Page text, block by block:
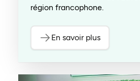
région francophone.
En savoir plus